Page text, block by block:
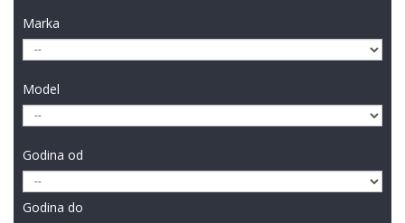
Marka
Model
Godina od
Godina do